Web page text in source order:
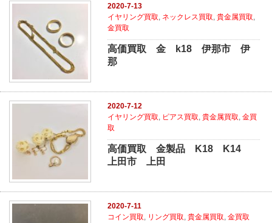
2020-7-13
イヤリング買取 ネックレス買取 ,貴金属買取
金買取
高価買取 金 k18 伊那市 伊
那
2020-7-12
イヤリング買取, ピアス買取,貴金属買取,金買
取
高価買取 金製品 K18 K14
上田市 上田
2020-7-11
コイン買取, リング買取,貴金属買取,金買取